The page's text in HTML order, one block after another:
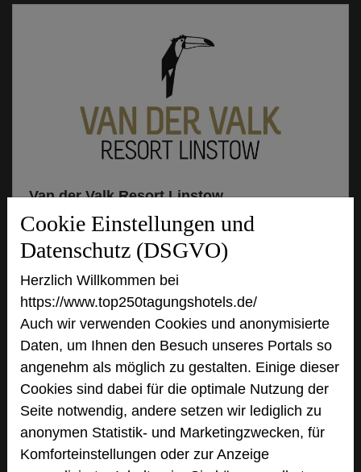
Cookie Einstellungen und
Datenschutz (DSGVO)
Herzlich Willkommen bei
https://www.top250tagungshotels.de/
Auch wir verwenden Cookies und anonymisierte
Daten, um Ihnen den Besuch unseres Portals so
angenehm als möglich zu gestalten. Einige dieser
Cookies sind dabei für die optimale Nutzung der
Seite notwendig, andere setzen wir lediglich zu
anonymen Statistik- und Marketingzwecken, für
Komforteinstellungen oder zur Anzeige
Van der Valk Resort Linstow
Krakower Chaussee 1
18292 Linstow
phone +49 38457 70
mail Email
language Homepage
zur Tagungsanfrage hinzufügen add_circle
Hotel bewerten